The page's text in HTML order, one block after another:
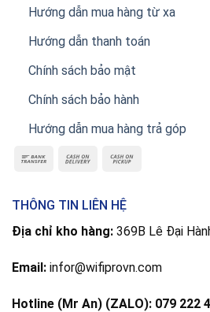
Hướng dẫn mua hàng từ xa
Hướng dẫn thanh toán
Chính sách bảo mật
Chính sách bảo hành
Hướng dẫn mua hàng trả góp
THÔNG TIN LIÊN HỆ
Địa chỉ kho hàng: 369B Lê Đại
Email: infor@wifiprovn.com
Hotline (Mr An) (ZALO): 079 222